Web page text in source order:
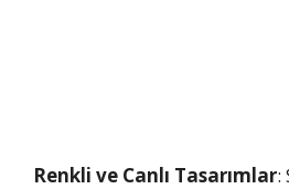
Renkli ve Canlı Tasarımlar: